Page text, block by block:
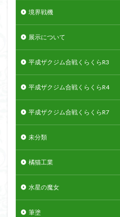
境界戦機
展示について
平成ザクジム合戦くらくらR3
平成ザクジム合戦くらくらR4
平成ザクジム合戦くらくらR7
未分類
橘猫工業
水星の魔女
筆塗